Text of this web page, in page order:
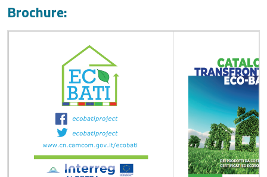
Brochure: